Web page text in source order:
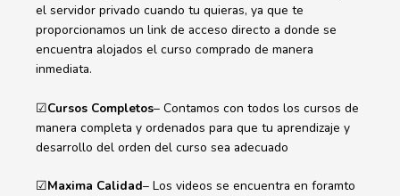
el servidor privado cuando tu quieras, ya que te
proporcionamos un link de acceso directo a donde se
encuentra alojados el curso comprado de manera
inmediata.
☑Cursos Completos– Contamos con todos los cursos de
manera completa y ordenados para que tu aprendizaje y
desarrollo del orden del curso sea adecuado
☑Maxima Calidad– Los videos se encuentra en foramto